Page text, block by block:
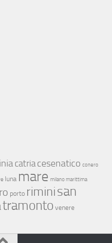
catriacesenatico conero
luna mare milano marittima
porto riminisan
tramonto venere